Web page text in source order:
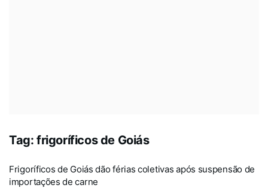
Tag: frigoríficos de Goiás
Frigoríficos de Goiás dão férias coletivas após suspensão de
importações de carne